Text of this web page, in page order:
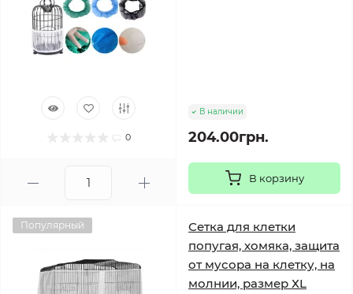
0
В наличии
204.00грн.
В корзину
Популярный
Сетка для клетки
попугая, хомяка, защита
от мусора на клетку, на
молнии, размер ХL